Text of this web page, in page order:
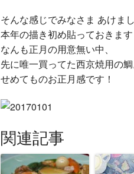
そんな感じでみなさま あけま
本年の描き初め貼っておきます
なんも正月の用意無い中、
先に唯一買ってた西京焼用の鯛
せめてものお正月感です！
関連記事